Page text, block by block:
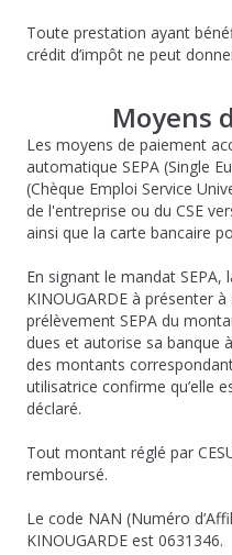
Toute prestation ayant
crédit d’impôt ne peut
Moyens
Les moyens de paiement
automatique SEPA (Single
(Chèque Emploi Service
de l'entreprise ou du CSE
ainsi que la carte bancaire
En signant le mandat
KINOUGARDE à présenter
prélèvement SEPA du
dues et autorise sa banque
des montants
utilisatrice confirme qu’elle
déclaré.
Tout montant réglé par
remboursé.
Le code NAN (Numéro
KINOUGARDE est 0631346.